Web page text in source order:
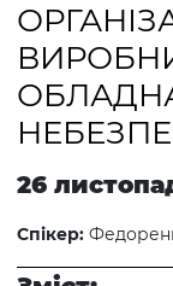
26
Спікер: